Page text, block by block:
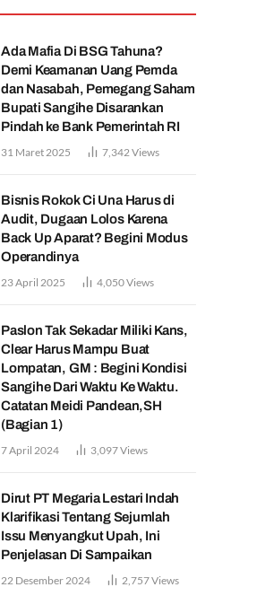
Ada Mafia Di BSG Tahuna?
Demi Keamanan Uang Pemda
dan Nasabah, Pemegang Saham
Bupati Sangihe Disarankan
Pindah ke Bank Pemerintah RI
31 Maret 2025 7,342 Views
Bisnis Rokok Ci Una Harus di
Audit, Dugaan Lolos Karena
Back Up Aparat? Begini Modus
Operandinya
23 April 2025 4,050Views
Paslon Tak Sekadar Miliki Kans,
Clear Harus Mampu Buat
Lompatan, GM : Begini Kondisi
Sangihe Dari Waktu Ke Waktu.
Catatan Meidi Pandean,SH
(Bagian 1)
7 April 2024 3,097Views
Dirut PT Megaria Lestari Indah
Klarifikasi Tentang Sejumlah
Issu Menyangkut Upah, Ini
Penjelasan Di Sampaikan
22 Desember 2024 2,757Views